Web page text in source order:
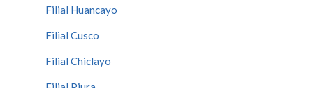
Filial Huancayo
Filial Cusco
Filial Chiclayo